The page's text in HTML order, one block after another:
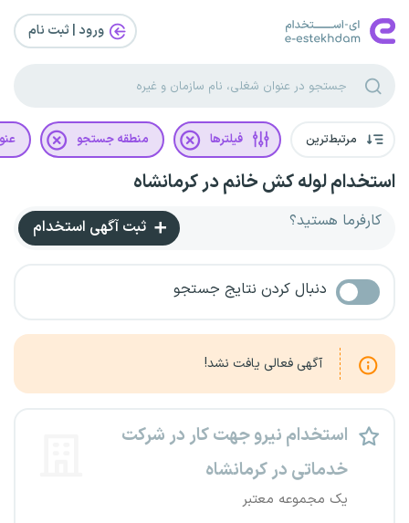
ورود | ثبت‌ نام
مرتبط‌ترین فیلترها منطقه جستجو
استخدام لوله کش خانم در کرمانشاه
کارفرما هستید؟ ثبت آگهی استخدام
دنبال کردن نتایج جستجو
آگهی فعالی یافت نشد!
استخدام نیرو جهت کار در شرکت
خدماتی در کرمانشاه
یک مجموعه معتبر